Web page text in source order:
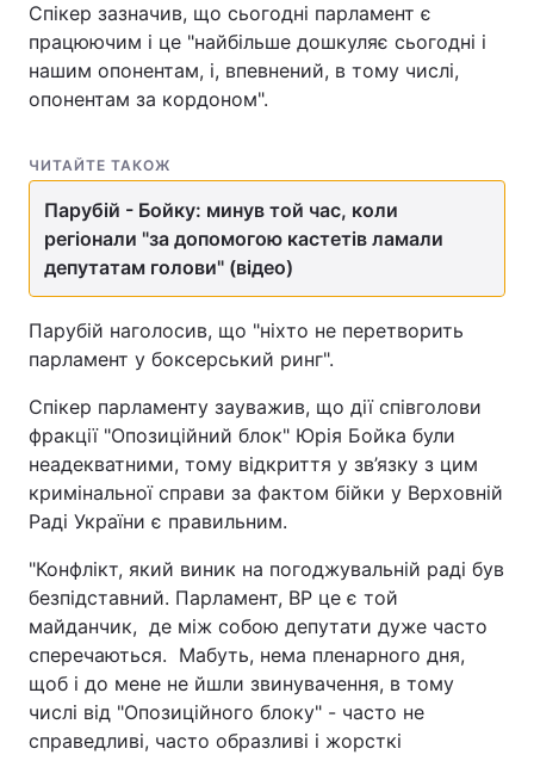
Спікер зазначив, що сьогодні парламент є
працюючим і це "найбільше дошкуляє сьогодні і
нашим опонентам, і, впевнений, в тому числі,
опонентам за кордоном".
ЧИТАЙТЕ ТАКОЖ
Парубій - Бойку: минув той час, коли
регіонали "за допомогою кастетів ламали
депутатам голови" (відео)
Парубій наголосив, що "ніхто не перетворить
парламент у боксерський ринг".
Спікер парламенту зауважив, що дії співголови
фракції "Опозиційний блок" Юрія Бойка були
неадекватними, тому відкриття у зв’язку з цим
кримінальної справи за фактом бійки у Верховній
Раді України є правильним.
"Конфлікт, який виник на погоджувальній раді був
безпідставний. Парламент, ВР це є той
майданчик, де між собою депутати дуже часто
сперечаються. Мабуть, нема пленарного дня,
щоб і до мене не йшли звинувачення, в тому
числі від "Опозиційного блоку" - часто не
справедливі, часто образливі і жорсткі